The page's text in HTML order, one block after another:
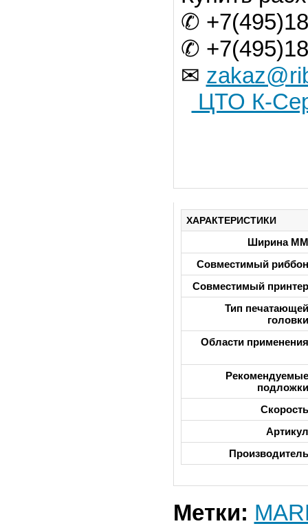
✆
✆
✉
ЦТО К-
ХАРАКТЕРИСТИКИ
Ширина ММ
Совместимый риббон
Совместимый принтер
Тип печатающей
головки
Области применения
Рекомендуемые
подложки
Скорость
Артикул
Производитель
Метки: